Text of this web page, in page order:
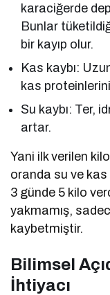
karaciğerde
Bunlar
bir kayıp olur.
Kas kaybı:
kas
Su kaybı: Ter,
artar.
Yani ilk verilen
oranda su ve kas
3 günde 5 kilo
yakmamış,
kaybetmiştir.
Bilimsel
İhtiyacı